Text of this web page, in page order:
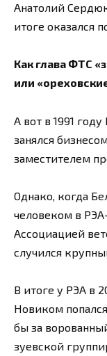
Анатолий
итоге оказался
Как глава ФТС
или
А вот в 1991
занялся
заместителем
Однако, когда
человеком в
Ассоциацией
случился
В итоге у РЭА в
Новиком
бы за
зуевской